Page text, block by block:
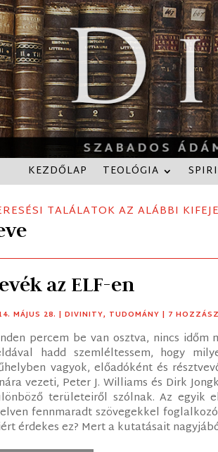
KEZDŐLAP TEOLÓGIA
TALÁLATOK AZ ALÁBBI
az ELF-en
MÁJUS 28. |DIVINITY, TUDOMÁNY | 7
percem be van osztva, nincs
hadd szemléltessem, hogy
vagyok, előadóként és
vezeti, Peter J. Williams és Dirk
területeiről szólnak. Az egyik
fennmaradt szövegekkel
érdekes ez? Mert a kutatásait